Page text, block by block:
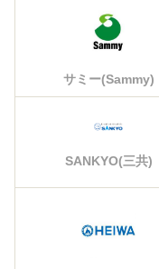
サミー(Sammy)
SANKYO(三共)